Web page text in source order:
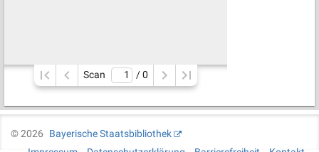
Scan / 0
©2026
Bayerische Staatsbibliothek